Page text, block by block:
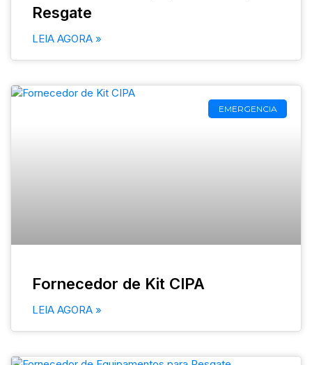
Resgate
LEIA AGORA »
EMERGENCIA
Fornecedor de Kit CIPA
LEIA AGORA »